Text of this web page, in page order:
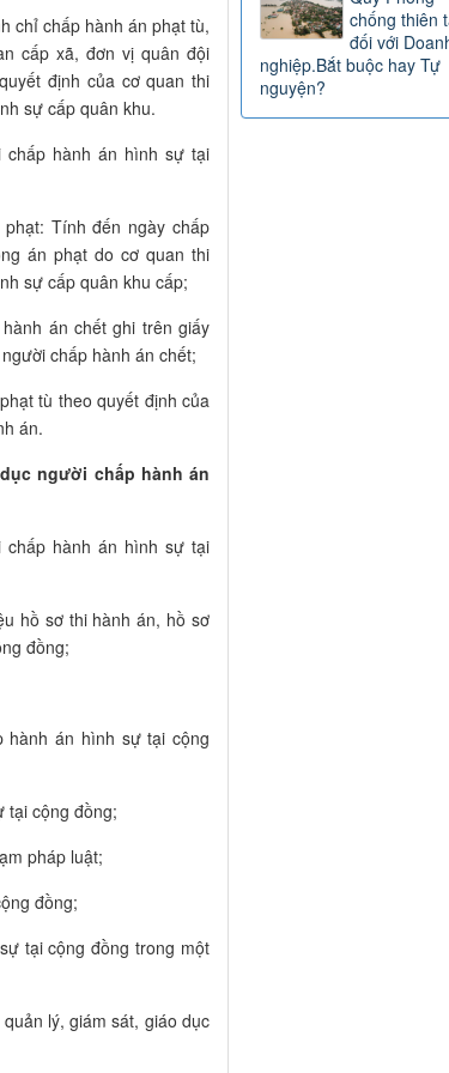
chỉ chấp hành án phạt tù,
cấp xã, đơn vị quân đội
định của cơ quan thi
sự cấp quân khu.
chấp hành án hình sự tại
Tính đến ngày chấp
án phạt do cơ quan thi
sự cấp quân khu cấp;
án chết ghi trên giấy
chấp hành án chết;
tù theo quyết định của
án.
người chấp hành án
chấp hành án hình sự tại
hồ sơ thi hành án, hồ sơ
đồng;
hành án hình sự tại cộng
tại cộng đồng;
pháp luật;
đồng;
tại cộng đồng trong một
lý, giám sát, giáo dục
chống thiên
đối với
nghiệp.Bắt buộc hay Tự
nguyện?